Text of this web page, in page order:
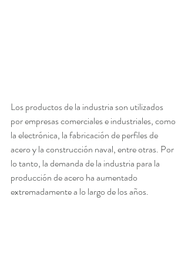
Los productos de la industria son utilizados
por empresas comerciales e industriales, como
la electrónica, la fabricación de perfiles de
acero y la construcción naval, entre otras. Por
lo tanto, la demanda de la industria para la
producción de acero ha aumentado
extremadamente a lo largo de los años.